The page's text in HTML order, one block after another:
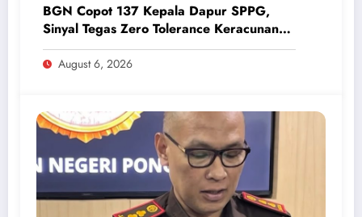
BGN Copot 137 Kepala Dapur SPPG,
Sinyal Tegas Zero Tolerance Keracunan
Makanan dan Korupsi
August 6, 2026